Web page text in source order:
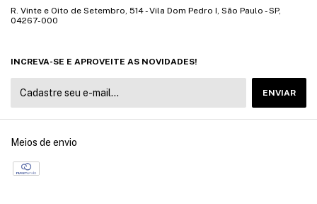
R. Vinte e Oito de Setembro, 514 - Vila Dom Pedro I, São Paulo - SP,
04267-000
INCREVA-SE E APROVEITE AS NOVIDADES!
Meios de envio